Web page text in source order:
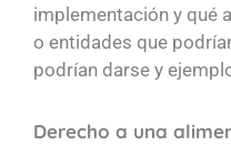
implementación y qué
o entidades que
podrían darse y
Derecho a una